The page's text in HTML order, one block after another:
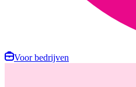
Voor bedrijven